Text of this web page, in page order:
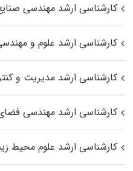
کارشناسی ارشد مهندسی
کارشناسی ارشد علوم و
کارشناسی ارشد مدیریت و
کارشناسی ارشد مهندسی
کارشناسی ارشد علوم محیط‌